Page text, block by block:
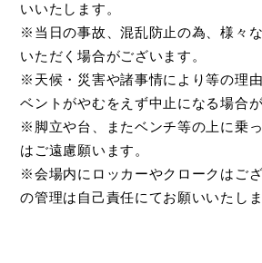
いいたします。
※当日の事故、混乱防止の為、様々
いただく場合がございます。
※天候・災害や諸事情により等の理
ベントがやむをえず中止になる場合が
※脚立や台、またベンチ等の上に乗
はご遠慮願います。
※会場内にロッカーやクロークはご
の管理は自己責任にてお願いいたしま